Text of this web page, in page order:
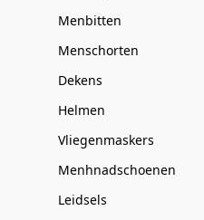
Menbitten
Menschorten
Dekens
Helmen
Vliegenmaskers
Menhnadschoenen
Leidsels